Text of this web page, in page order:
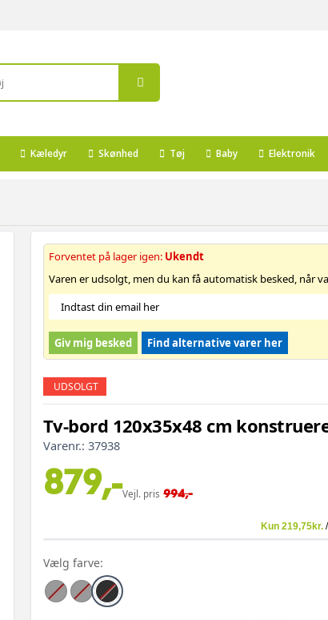
Kæledyr Skønhed Tøj Baby Elektronik
Forventet på lager igen: Ukendt
Varen er udsolgt, men du kan få automatisk besked, når
Giv mig besked Find alternative varer her
UDSOLGT
Tv-bord 120x35x48 cm
Varenr.: 37938
879,-Vejl. pris 994,-
Vælg farve: